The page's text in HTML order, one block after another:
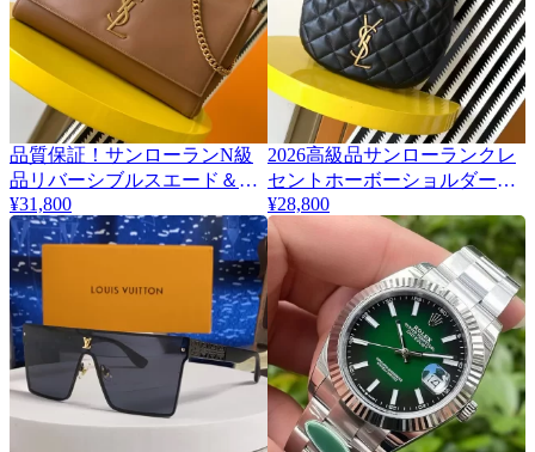
3
品質保証！サンローランN級
品リバーシブルスエード＆ス
ムースレザーバッグ 553804
¥31,800
2
2026高級品サンローランクレ
セントホーボーショルダーバ
ッグ 851689
¥28,800